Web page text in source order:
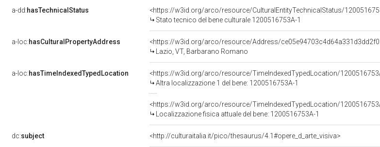
a-dd:hasTechnicalStatus
<https://w3id.org/arco/resource/CulturalEntityTechnicalStatus/
Stato tecnico del bene culturale 1200516753A-1
a-loc:hasCulturalPropertyAddress
<https://w3id.org/arco/resource/Address/
Lazio, VT, Barbarano Romano
a-loc:hasTimeIndexedTypedLocation
<https://w3id.org/arco/resource/TimeIndexedTypedLocation/
Altra localizzazione 1 del bene: 1200516753A-1
<https://w3id.org/arco/resource/TimeIndexedTypedLocation/
Localizzazione fisica attuale del bene: 1200516753A-1
dc:subject <http://culturaitalia.it/pico/thesaurus/4.1#opere_d_arte_visiva>